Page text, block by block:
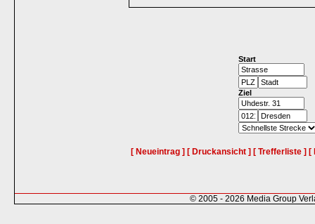
Start
Ziel
[ Neueintrag ] [ Druckansicht ] [ Trefferliste ] [
© 2005 - 2026 Media Group